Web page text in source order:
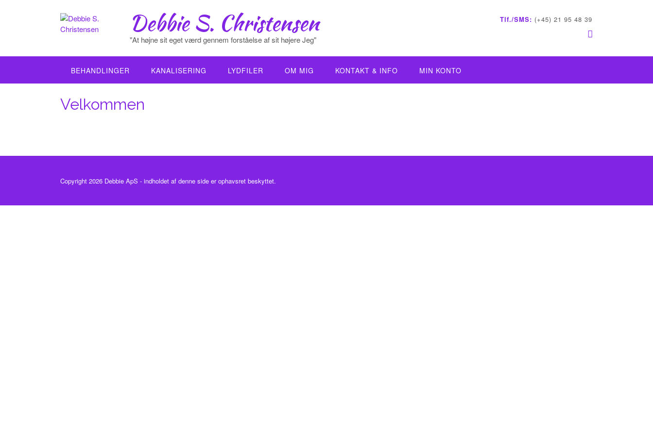
Debbie S. Christensen
"At højne sit eget værd gennem forståelse af sit højere Jeg"
Tlf./SMS: (+45) 21 95 48 39
BEHANDLINGER KANALISERING LYDFILER OM MIG KONTAKT & INFO MIN KONTO
Velkommen
Copyright 2026 Debbie ApS - indholdet af denne side er ophavsret beskyttet.